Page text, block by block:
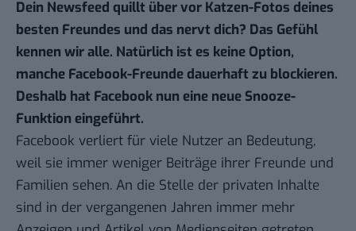
Dein Newsfeed quillt über vor Katzen-Fotos deines
besten Freundes und das nervt dich? Das Gefühl
kennen wir alle. Natürlich ist es keine Option,
manche Facebook-Freunde dauerhaft zu blockieren.
Deshalb hat Facebook nun eine neue Snooze-
Funktion eingeführt.
Facebook verliert für viele Nutzer an Bedeutung,
weil sie immer weniger Beiträge ihrer Freunde und
Familien sehen. An die Stelle der privaten Inhalte
sind in der vergangenen Jahren immer mehr